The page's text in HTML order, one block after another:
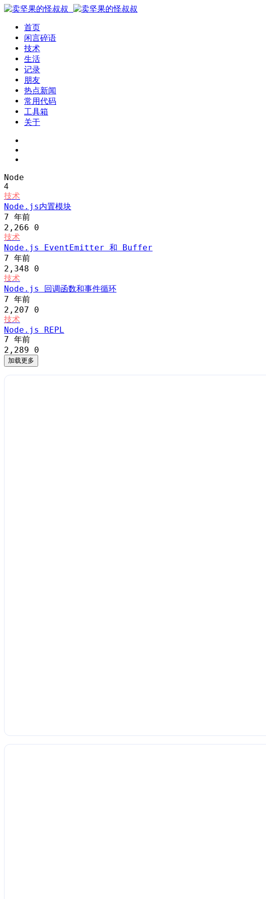
首页
闲言碎语
技术
生活
记录
朋友
热点新闻
常用代码
工具箱
关于
Node
4
技术
Node.js内置模块
7 年前
2,266 0
技术
Node.js EventEmitter 和 Buffer
7 年前
2,348 0
技术
Node.js 回调函数和事件循环
7 年前
2,207 0
技术
Node.js REPL
7 年前
2,289 0
加载更多